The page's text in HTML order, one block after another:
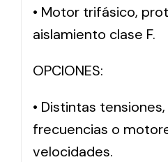
• Motor trifásico,
aislamiento clase F.
OPCIONES:
• Distintas
frecuencias o
velocidades.